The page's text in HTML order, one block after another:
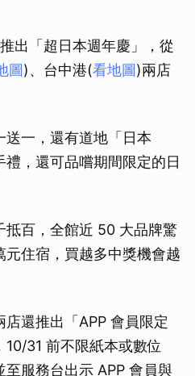
出「超日本週年慶」，從
圖)、台中港(看地圖)兩店
一，還有道地「日本
，還可品嚐期間限定的日
抵百，全館近 50 大品牌驚
住宿，買越多中獎機會越
還推出「APP 會員限定
31 前不限紙本或數位
服務台出示 APP 會員與